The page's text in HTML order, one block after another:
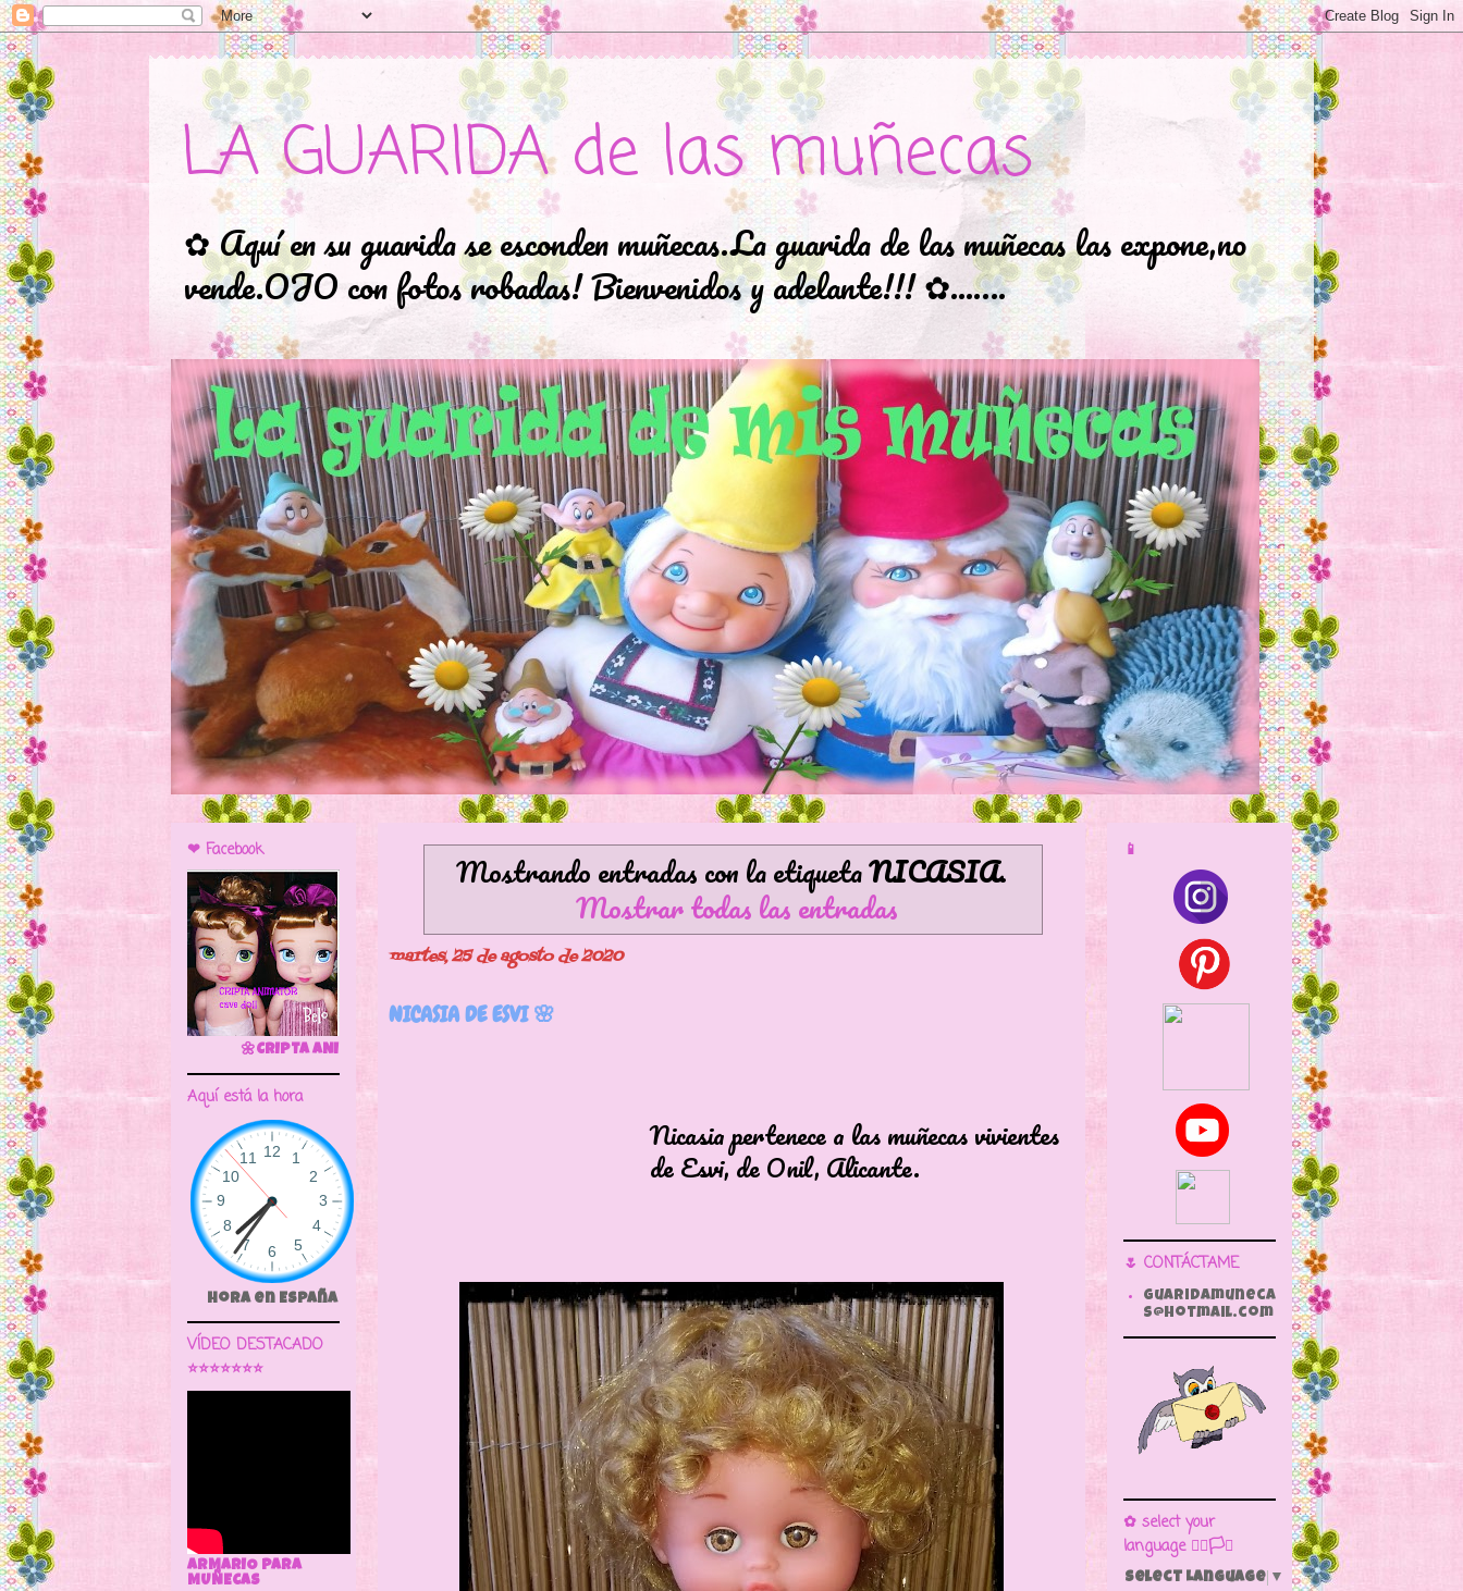
LA GUARIDA de las muñecas
✿ Aquí en su guarida se esconden muñecas.La guarida de las muñecas las expone,no
vende.OJO con fotos robadas! Bienvenidos y adelante!!! ✿...….
Mostrando entradas con la etiquetaNICASIA.
Mostrar todas las entradas
martes, 25 de agosto de 2020
NICASIA DE ESVI 🌸
Nicasia pertenece a las muñecas vivientes
de Esvi, de Onil, Alicante.
❤ Facebook
🌼CRIPTA ANIMATOR CAVE DOLL
Aquí está la hora
Hora en España
VÍDEO DESTACADO
⭐⭐⭐⭐⭐⭐⭐
ARMARIO PARA
MUÑECAS
📱
🌷 CONTÁCTAME
guaridamuneca
s@hotmail.com
✿ select your
language 🏳️‍🌈🏳️🏁
Select Language ▼